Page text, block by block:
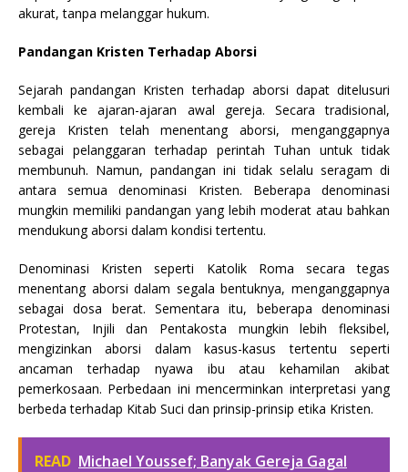
akurat, tanpa melanggar hukum.
Pandangan Kristen Terhadap Aborsi
Sejarah pandangan Kristen terhadap aborsi dapat ditelusuri
kembali ke ajaran-ajaran awal gereja. Secara tradisional,
gereja Kristen telah menentang aborsi, menganggapnya
sebagai pelanggaran terhadap perintah Tuhan untuk tidak
membunuh. Namun, pandangan ini tidak selalu seragam di
antara semua denominasi Kristen. Beberapa denominasi
mungkin memiliki pandangan yang lebih moderat atau bahkan
mendukung aborsi dalam kondisi tertentu.
Denominasi Kristen seperti Katolik Roma secara tegas
menentang aborsi dalam segala bentuknya, menganggapnya
sebagai dosa berat. Sementara itu, beberapa denominasi
Protestan, Injili dan Pentakosta mungkin lebih fleksibel,
mengizinkan aborsi dalam kasus-kasus tertentu seperti
ancaman terhadap nyawa ibu atau kehamilan akibat
pemerkosaan. Perbedaan ini mencerminkan interpretasi yang
berbeda terhadap Kitab Suci dan prinsip-prinsip etika Kristen.
READ Michael Youssef; Banyak Gereja Gagal